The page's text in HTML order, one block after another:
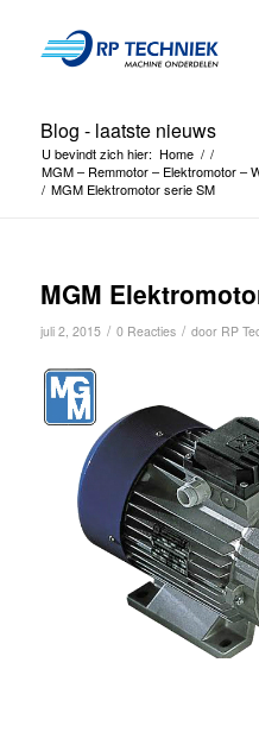
Blog - laatste nieuws
U bevindt zich hier: Home / /
MGM – Remmotor – Elektromotor –
/ MGM Elektromotor serie SM
MGM
juli 2, 2015 / 0 Reacties / door RP